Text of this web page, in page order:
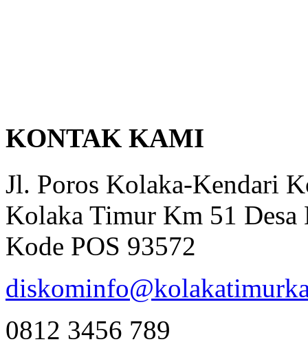
KONTAK KAMI
Jl. Poros Kolaka-Kendari
Kolaka Timur Km 51 Desa
Kode POS 93572
0812 3456 789